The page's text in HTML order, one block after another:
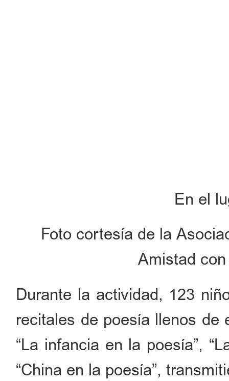
En el
Foto cortesía de la
Amistad
Durante la actividad, 123
recitales de poesía llenos
“La infancia en la poesía”,
“China en la poesía”,